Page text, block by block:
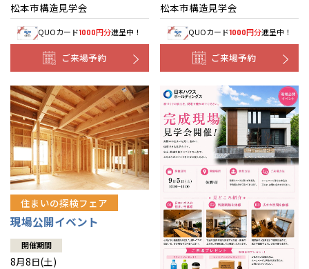
松本市構造見学会
QUOカード1000円分進呈中！
ご来場予約
松本市構造見学会
QUOカード1000円分進呈中！
ご来場予約
住まいの探検フェア
現場公開イベント
開催期間
8月8日(土)